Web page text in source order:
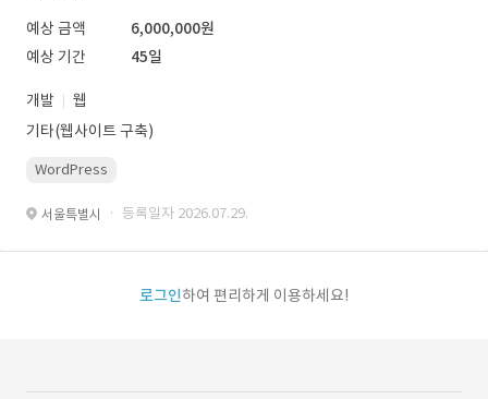
예상 금액
6,000,000원
예상 기간
45일
개발
웹
기타(웹사이트 구축)
WordPress
서울특별시 · 등록일자 2026.07.29.
로그인하여 편리하게 이용하세요!